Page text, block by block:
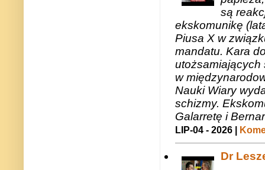
są
ekskomunikę
Piusa X w
mandatu. Kara
utożsamiających
w
Nauki Wiary
schizmy.
Galarretę i
LIP-04 - 2026 |
Dr